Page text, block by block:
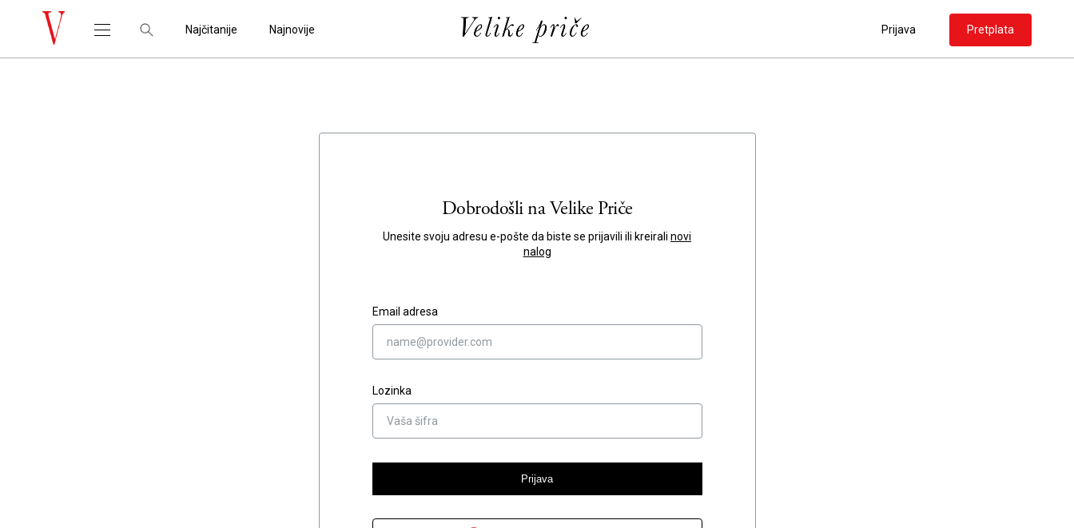
Najčitanije Najnovije Prijava Pretplata
Dobrodošli naVelike Priče
Unesite svoju adresu e-pošte da biste se prijavili ili kreirali novi
nalog
Email adresa
Lozinka
Prijava